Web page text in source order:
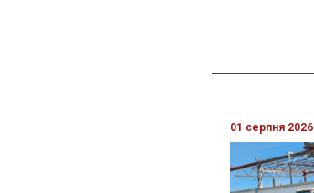
01 серпня 2026